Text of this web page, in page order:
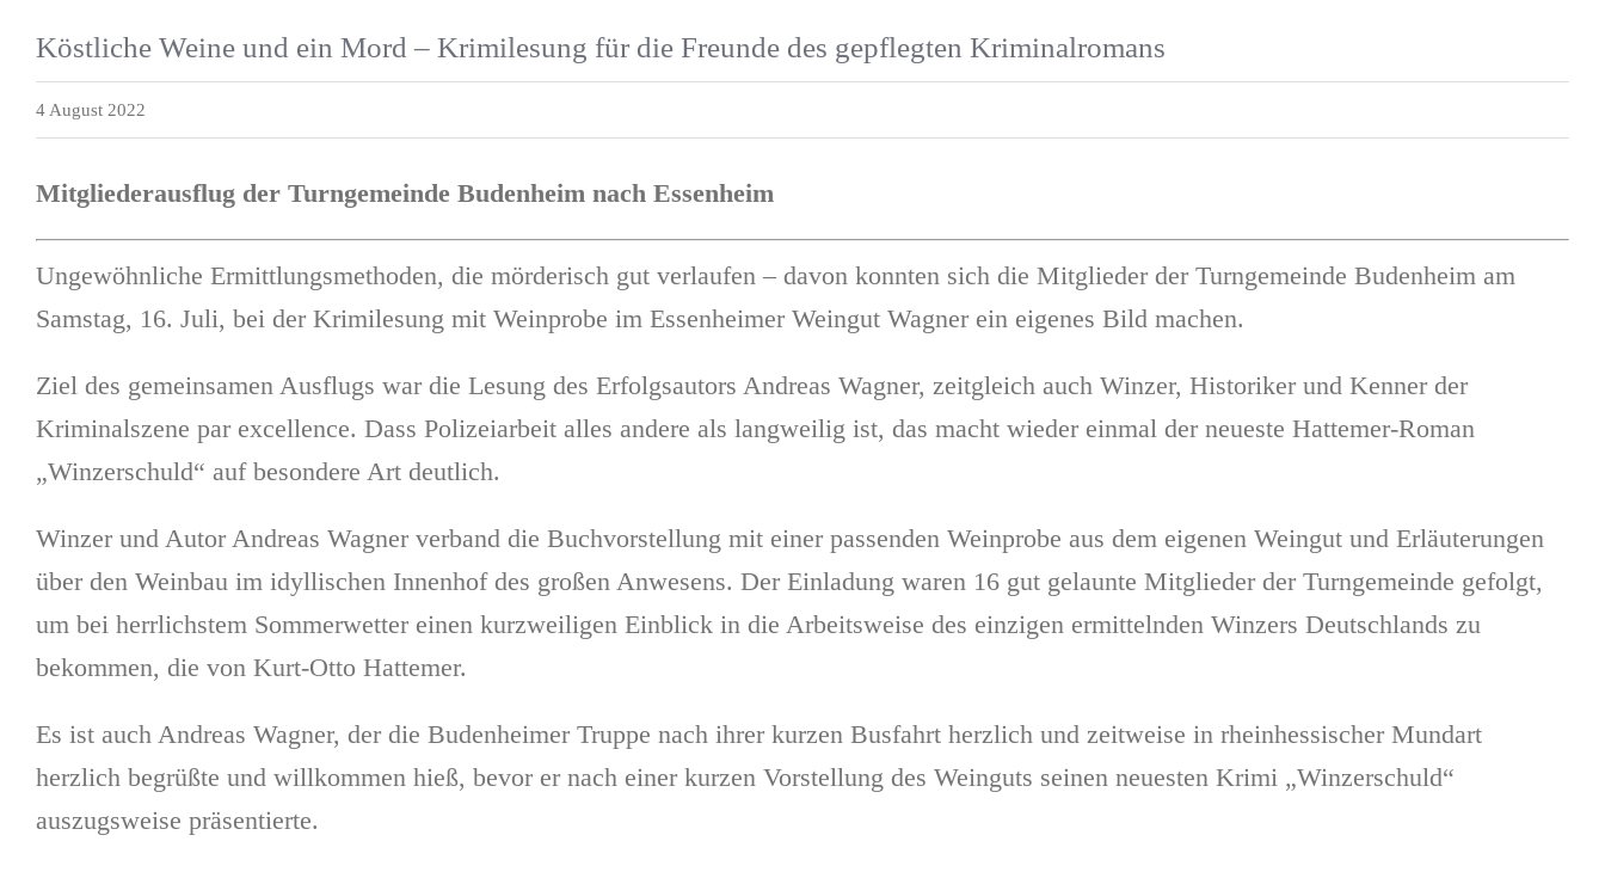
Köstliche Weine und ein Mord – Krimilesung für die Freunde des gepflegten Kriminalromans
4 August 2022
Mitgliederausflug der Turngemeinde Budenheim nach Essenheim
Ungewöhnliche Ermittlungsmethoden, die mörderisch gut verlaufen – davon konnten sich die Mitglieder der Turngemeinde Budenheim am
Samstag, 16. Juli, bei der Krimilesung mit Weinprobe im Essenheimer Weingut Wagner ein eigenes Bild machen.
Ziel des gemeinsamen Ausflugs war die Lesung des Erfolgsautors Andreas Wagner, zeitgleich auch Winzer, Historiker und Kenner der
Kriminalszene par excellence. Dass Polizeiarbeit alles andere als langweilig ist, das macht wieder einmal der neueste Hattemer-Roman
„Winzerschuld“ auf besondere Art deutlich.
Winzer und Autor Andreas Wagner verband die Buchvorstellung mit einer passenden Weinprobe aus dem eigenen Weingut und Erläuterungen
über den Weinbau im idyllischen Innenhof des großen Anwesens. Der Einladung waren 16 gut gelaunte Mitglieder der Turngemeinde gefolgt,
um bei herrlichstem Sommerwetter einen kurzweiligen Einblick in die Arbeitsweise des einzigen ermittelnden Winzers Deutschlands zu
bekommen, die von Kurt-Otto Hattemer.
Es ist auch Andreas Wagner, der die Budenheimer Truppe nach ihrer kurzen Busfahrt herzlich und zeitweise in rheinhessischer Mundart
herzlich begrüßte und willkommen hieß, bevor er nach einer kurzen Vorstellung des Weinguts seinen neuesten Krimi „Winzerschuld“
auszugsweise präsentierte.